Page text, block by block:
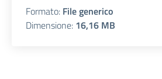
Formato: File generico
Dimensione: 16,16 MB